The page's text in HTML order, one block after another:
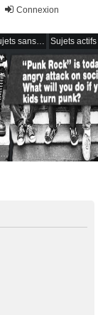
Connexion
Sujets sans réponse Sujets actifs